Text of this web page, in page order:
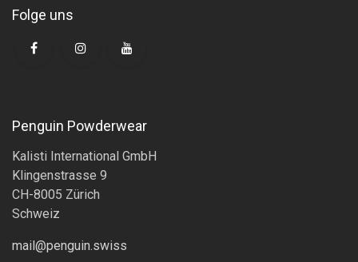
Folge uns
Penguin Powderwear
Kalisti International GmbH
Klingenstrasse 9
CH-8005 Zürich
Schweiz
mail@penguin.swiss